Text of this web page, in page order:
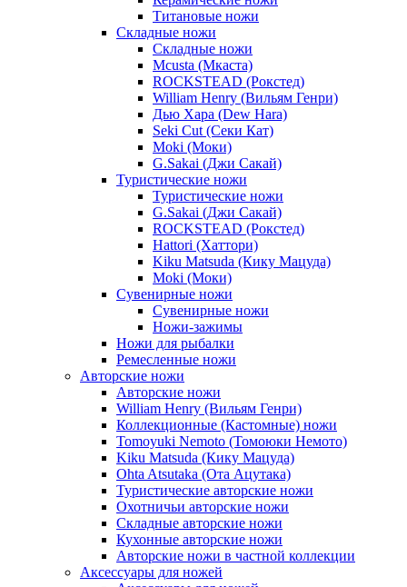
Титановые ножи
Складные ножи
Складные ножи
Mcusta (Мкаста)
ROCKSTEAD (Рокстед)
William Henry (Вильям Генри)
Дью Хара (Dew Hara)
Seki Cut (Секи Кат)
Moki (Моки)
G.Sakai (Джи Сакай)
Туристические ножи
Туристические ножи
G.Sakai (Джи Сакай)
ROCKSTEAD (Рокстед)
Hattori (Хаттори)
Kiku Matsuda (Кику Мацуда)
Moki (Моки)
Сувенирные ножи
Сувенирные ножи
Ножи-зажимы
Ножи для рыбалки
Ремесленные ножи
Авторские ножи
Авторские ножи
William Henry (Вильям Генри)
Коллекционные (Кастомные) ножи
Tomoyuki Nemoto (Томоюки Немото)
Kiku Matsuda (Кику Мацуда)
Ohta Atsutaka (Ота Ацутака)
Туристические авторские ножи
Охотничьи авторские ножи
Складные авторские ножи
Кухонные авторские ножи
Авторские ножи в частной коллекции
Аксессуары для ножей